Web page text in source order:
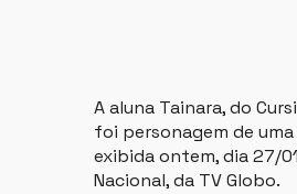
A aluna Tainara, do
foi personagem de
exibida ontem, dia 27/
Nacional, da TV Globo.